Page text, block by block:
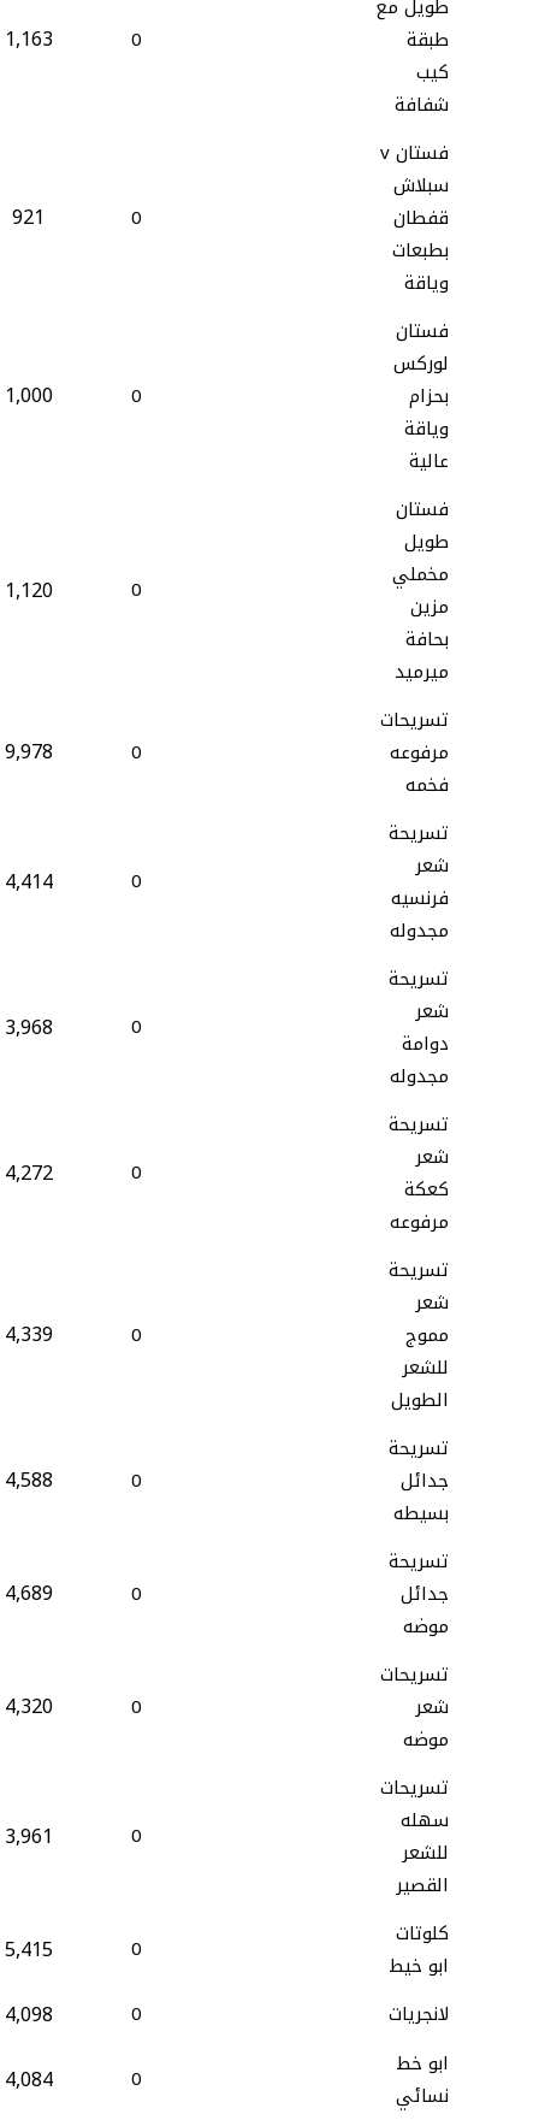
طويل مع
طبقة
كيب
شفافة
0
1,163
فستان v
سبلاش
قفطان
بطبعات
وياقة
0
921
فستان
لوركس
بحزام
وياقة
عالية
0
1,000
فستان
طويل
مخملي
مزين
بحافة
ميرميد
0
1,120
تسريحات
مرفوعه
فخمه
0
9,978
تسريحة
شعر
فرنسيه
مجدوله
0
4,414
تسريحة
شعر
دوامة
مجدوله
0
3,968
تسريحة
شعر
كعكة
مرفوعه
0
4,272
تسريحة
شعر
مموج
للشعر
الطويل
0
4,339
تسريحة
جدائل
بسيطه
0
4,588
تسريحة
جدائل
موضه
0
4,689
تسريحات
شعر
موضه
0
4,320
تسريحات
سهله
للشعر
القصير
0
3,961
كلوتات
ابو خيط
0
5,415
لانجريات 0
4,098
ابو خط
نسائي
0
4,084